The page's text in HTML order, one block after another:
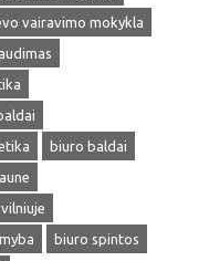
vairavimo mokykla
biuro baldai
biuro spintos